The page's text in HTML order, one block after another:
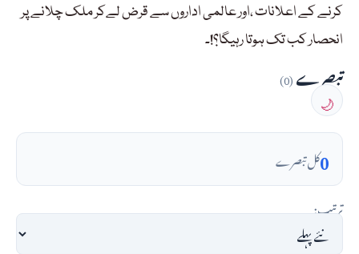
کرنے کے اعلانات ،اور عالمی اداروں سے قرض لےکر ملک چلانے پر
انحصار کب تک ہوتا رہیگا؟!۔
تبصرے(0)
🌙
0کل تبصرے
ترتیب: